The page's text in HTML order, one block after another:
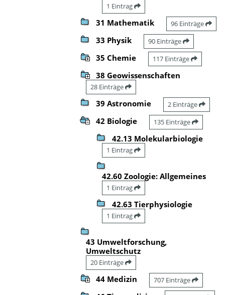
1 Eintrag
31 Mathematik 96 Einträge
33 Physik 90 Einträge
35 Chemie 117 Einträge
38 Geowissenschaften
28 Einträge
39 Astronomie 2 Einträge
42 Biologie 135 Einträge
42.13 Molekularbiologie
1 Eintrag
42.60 Zoologie: Allgemeines
1 Eintrag
42.63 Tierphysiologie
1 Eintrag
43 Umweltforschung,
Umweltschutz
20 Einträge
44 Medizin 707 Einträge